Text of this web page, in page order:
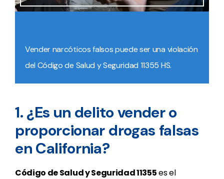
Vender narcóticos falsos puede ser una violación
del Código de Salud y Seguridad 11355 HS.
1. ¿Es un delito vender o
proporcionar drogas falsas
en California?
Código de Salud y Seguridad 11355es el